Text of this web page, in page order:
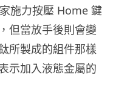
施力按壓 Home 鍵
但當放手後則會變
所製成的組件那樣
示加入液態金屬的